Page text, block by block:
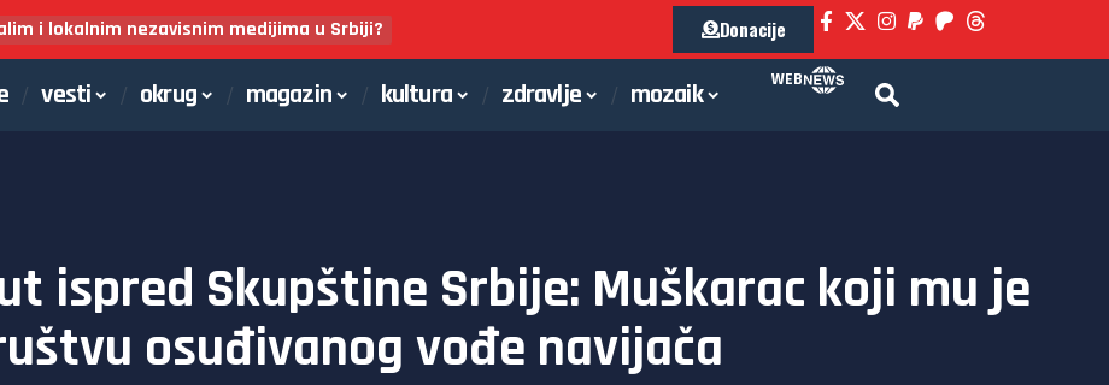
i lokalnim nezavisnim medijima u Srbiji? Donacije
vesti okrug magazin kultura zdravlje mozaik WEB
ispred Skupštine Srbije: Muškarac koji mu je
osuđivanog vođe navijača